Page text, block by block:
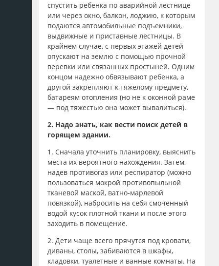
спустить ребенка по аварийной лестнице
или через окно, балкон, лоджию, к которым
подаются автомобильные подъемники,
выдвижные и приставные лестницы. В
крайнем случае, с первых этажей детей
опускают на землю с помощью прочной
веревки или связанных простыней. Одним
концом надежно обвязывают ребенка, а
другой закрепляют к тяжелому предмету,
батареям отопления (но не к оконной раме
— под тяжестью она может вывалиться).
2. Надо знать, как вести поиск детей в
горящем здании.
1. Сначала уточнить планировку, выяснить
места их вероятного нахождения. Затем,
надев противогаз или респиратор (можно
пользоваться мокрой противопыльной
тканевой маской, ватно-марлевой
повязкой), набросить на себя смоченный
водой кусок плотной ткани и после этого
заходить в помещение.
2. Дети чаще всего прячутся под кровати,
диваны, столы, забиваются в шкафы,
кладовки, туалетные и ванные комнаты. На